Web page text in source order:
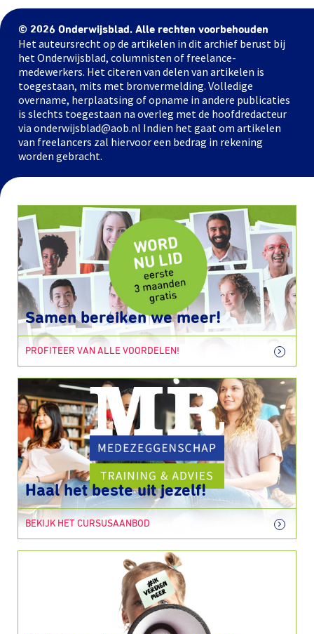
© 2026 Onderwijsblad. Alle rechten voorbehouden
Het auteursrecht op de artikelen in dit archief berust bij
het Onderwijsblad, columnisten of freelance-
medewerkers. Het citeren van delen van artikelen is
toegestaan, mits met bronvermelding. Volledige
overname, herplaatsing of opname in andere publicaties
is slechts toegestaan na overleg met de hoofdredacteur
via onderwijsblad@aob.nl Indien het gaat om artikelen
van freelancers zal hiervoor een bedrag in rekening
worden gebracht.
Samen bereiken we meer!
PROFITEER VAN ALLE VOORDELEN!
Haal het beste uit jezelf!
BEKIJK HET CURSUSAANBOD